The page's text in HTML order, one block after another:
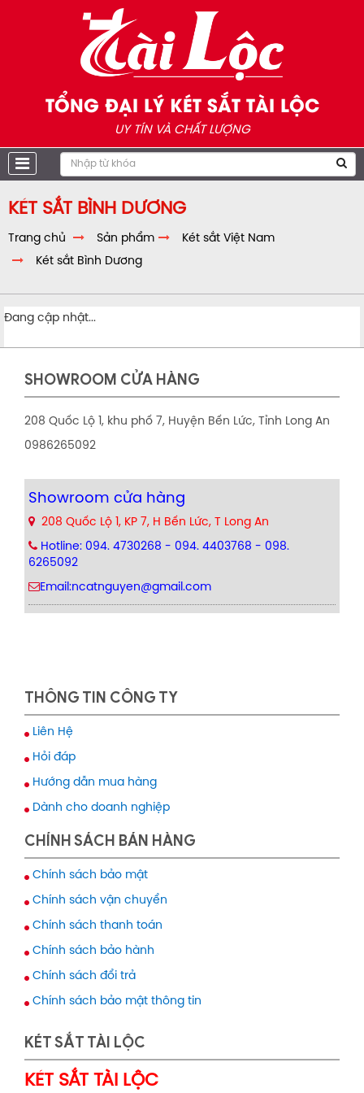
TỔNG ĐẠI LÝ KÉT SẮT TÀI LỘC
UY TÍN VÀ CHẤT LƯỢNG
KÉT SẮT BÌNH DƯƠNG
Trang chủ Sản phẩm
Két sắt Việt Nam
Két sắt Bình Dương
Đang cập nhật...
SHOWROOM CỬA HÀNG
208 Quốc Lộ 1, khu phố 7, Huyện Bến Lức, Tỉnh Long An
0986265092
Showroom cửa hàng
208 Quốc Lộ 1, KP 7, H Bến Lức, T Long An
Hotline: 094. 4730268 - 094. 4403768 - 098.
6265092
Email:ncatnguyen@gmail.com
THÔNG TIN CÔNG TY
Liên Hệ
Hỏi đáp
Hướng dẫn mua hàng
Dành cho doanh nghiệp
CHÍNH SÁCH BÁN HÀNG
Chính sách bảo mật
Chính sách vận chuyển
Chính sách thanh toán
Chính sách bảo hành
Chính sách đổi trả
Chính sách bảo mật thông tin
KÉT SẮT TÀI LỘC
KÉT SẮT TÀI LỘC